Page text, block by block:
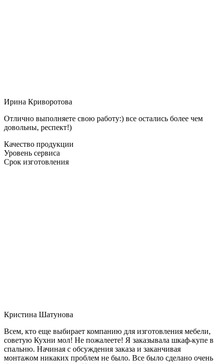
Ирина Криворотова
Отлично выполняете свою работу:) все остались более чем
довольны, респект!)
Качество продукции
Уровень сервиса
Срок изготовления
Кристина Шатунова
Всем, кто еще выбирает компанию для изготовления мебели,
советую Кухни мол! Не пожалеете! Я заказывала шкаф-купе в
спальню. Начиная с обсуждения заказа и заканчивая
монтажом никаких проблем не было. Все было сделано очень